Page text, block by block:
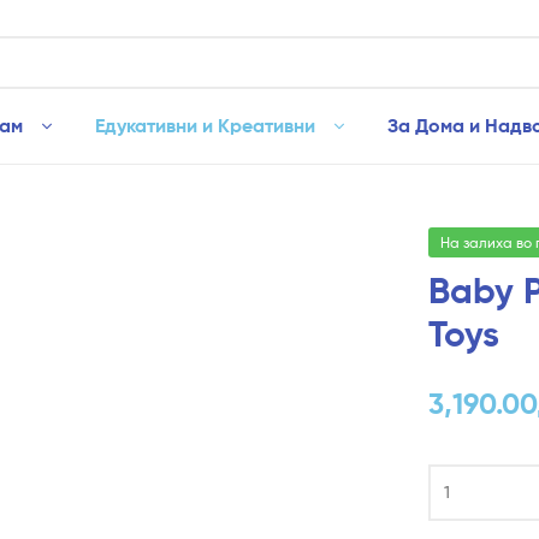
Едукативни и Креативни За Дома и
На залиха во
Baby
Toys
3,190.00